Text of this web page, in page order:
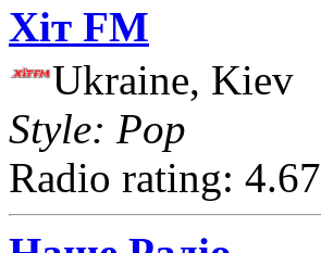
Хіт FM
Ukraine, Kiev
Style: Pop
Radio rating: 4.67